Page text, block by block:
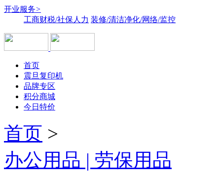
开业服务>
工商财税/社保人力 装修/清洁净化/网络/监控
首页
震旦复印机
品牌专区
积分商城
今日特价
首页 >
办公用品 | 劳保用品